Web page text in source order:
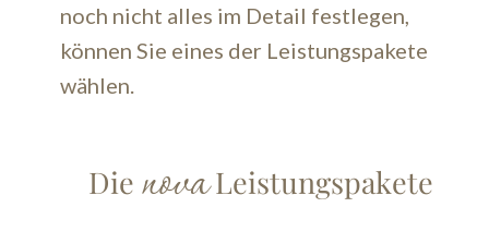
noch nicht alles im Detail festlegen,
können Sie eines der Leistungspakete
wählen.
Die novaLeistungspakete